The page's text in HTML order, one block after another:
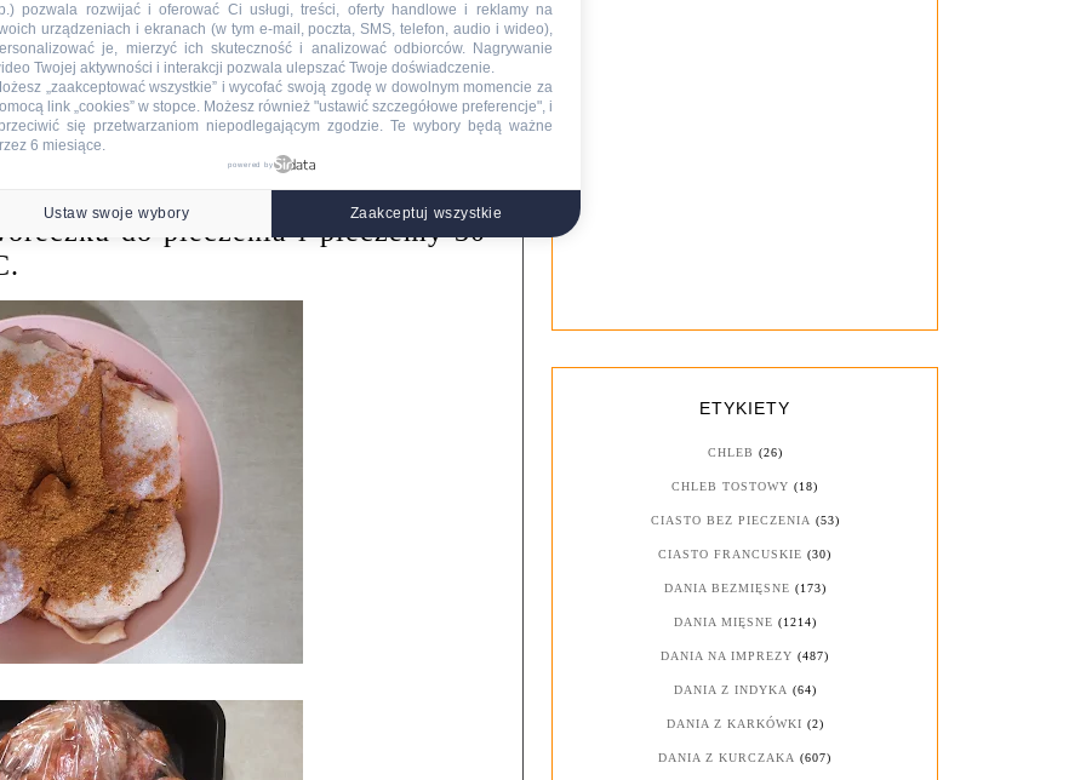
soczystego kurczaka z papryką i
kroimy na połowę, doprawiamy
soczystego kurczaka oraz solą,
do pieczenia i pieczemy 30
ETYKIETY
CHLEB (26)
CHLEB TOSTOWY (18)
CIASTO BEZ PIECZENIA (53)
CIASTO FRANCUSKIE (30)
DANIA BEZMIĘSNE (173)
DANIA MIĘSNE (1214)
DANIA NA IMPREZY (487)
DANIA Z INDYKA (64)
DANIA Z KARKÓWKI (2)
DANIA Z KURCZAKA (607)
pozwala rozwijać i oferować Ci usługi, treści, oferty handlowe i reklamy na
urządzeniach i ekranach (w tym e-mail, poczta, SMS, telefon, audio i wideo),
je, mierzyć ich skuteczność i analizować odbiorców. Nagrywanie
Twojej aktywności i interakcji pozwala ulepszać Twoje doświadczenie.
„zaakceptować wszystkie” i wycofać swoją zgodę w dowolnym momencie za
link „cookies” w stopce. Możesz również "ustawić szczegółowe preferencje", i
się przetwarzaniom niepodlegającym zgodzie. Te wybory będą ważne
6 miesiące.
powered by
Ustaw swoje wybory Zaakceptuj wszystkie